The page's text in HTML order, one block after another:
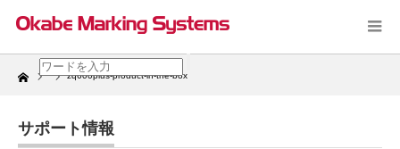
Home zq600plus-product-in-the-box
サポート情報